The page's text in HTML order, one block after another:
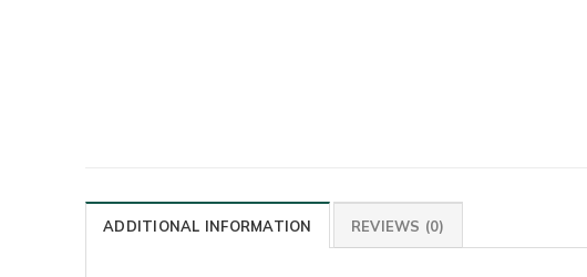
ADDITIONAL INFORMATION REVIEWS (0)